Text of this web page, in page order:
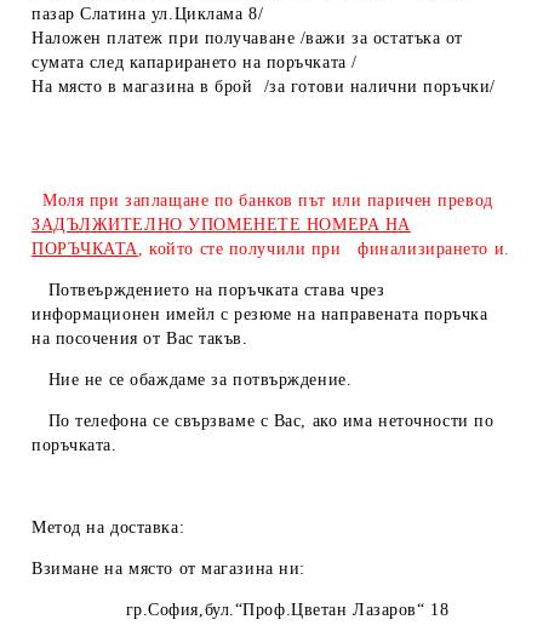
пазар Слатина ул.Циклама 8/
Наложен платеж при получаване /важи за остатъка от
сумата след капарирането на поръчката /
На място в магазина в брой /за готови налични поръчки/
Моля при заплащане по банков път или паричен превод
ЗАДЪЛЖИТЕЛНО УПОМЕНЕТЕ НОМЕРА НА
ПОРЪЧКАТА, който сте получили при финализирането и.
Потвеърждението на поръчката става чрез
информационен имейл с резюме на направената поръчка
на посочения от Вас такъв.
Ние не се обаждаме за потвърждение.
По телефона се свързваме с Вас, ако има неточности по
поръчката.
Метод на доставка:
Взимане на място от магазина ни:
гр.София,бул.“Проф.Цветан Лазаров“ 18